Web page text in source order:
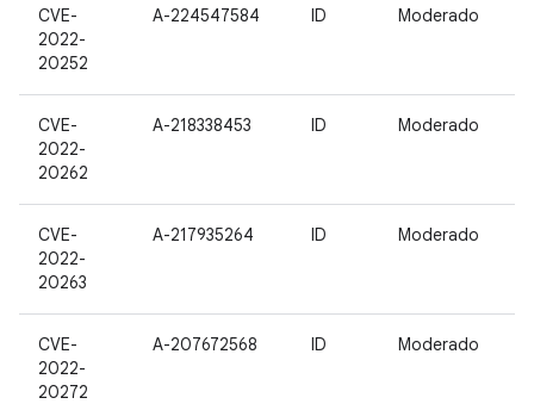
CVE-
2022-
20252
A-224547584 ID Moderado
CVE-
2022-
20262
A-218338453 ID Moderado
CVE-
2022-
20263
A-217935264 ID Moderado
CVE-
2022-
20272
A-207672568 ID Moderado